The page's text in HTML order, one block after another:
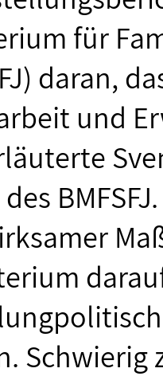
für
daran,
und
Schwierig